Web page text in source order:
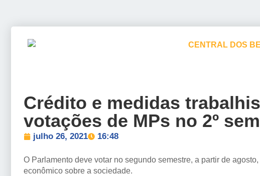
Crédito e medidas
votações de MPs no 2º
julho 26, 2021 16:48
O Parlamento deve votar no segundo semestre, a partir de
econômico sobre a sociedade.